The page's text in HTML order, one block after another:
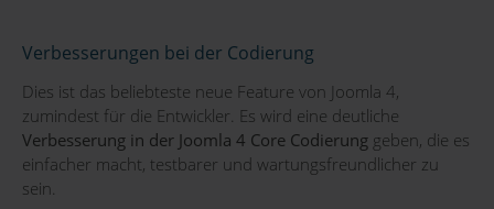
Verbesserungen bei der Codierung
Dies ist das beliebteste neue Feature von Joomla 4,
zumindest für die Entwickler. Es wird eine deutliche
Verbesserung in der Joomla 4 Core Codierung geben, die es
einfacher macht, testbarer und wartungsfreundlicher zu
sein.